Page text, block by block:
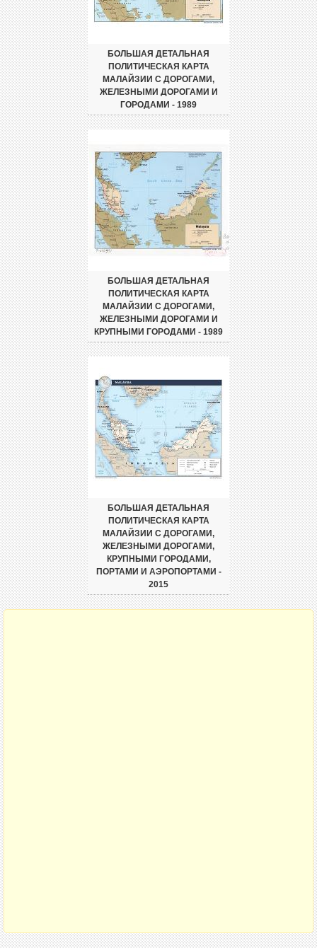
БОЛЬШАЯ ДЕТАЛЬНАЯ
ПОЛИТИЧЕСКАЯ КАРТА
МАЛАЙЗИИ С ДОРОГАМИ,
ЖЕЛЕЗНЫМИ ДОРОГАМИ И
ГОРОДАМИ - 1989
БОЛЬШАЯ ДЕТАЛЬНАЯ
ПОЛИТИЧЕСКАЯ КАРТА
МАЛАЙЗИИ С ДОРОГАМИ,
ЖЕЛЕЗНЫМИ ДОРОГАМИ И
КРУПНЫМИ ГОРОДАМИ - 1989
БОЛЬШАЯ ДЕТАЛЬНАЯ
ПОЛИТИЧЕСКАЯ КАРТА
МАЛАЙЗИИ С ДОРОГАМИ,
ЖЕЛЕЗНЫМИ ДОРОГАМИ,
КРУПНЫМИ ГОРОДАМИ,
ПОРТАМИ И АЭРОПОРТАМИ -
2015